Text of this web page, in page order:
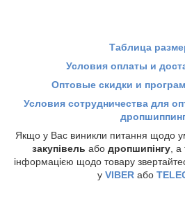
Таблица
Условия оплаты и
Оптовые скидки и
Условия сотрудничества для
Якщо у Вас виникли питання щодо
закупівель або дропшипінгу ,
інформацією щодо товару
у VIBER або